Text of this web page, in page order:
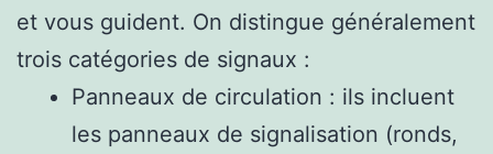
et vous guident. On distingue généralement
trois catégories de signaux :
Panneaux de circulation : ils incluent
les panneaux de signalisation (ronds,